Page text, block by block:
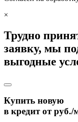
×
Трудно
заявку, мы
выгодные
Купить новую
в кредит отруб./